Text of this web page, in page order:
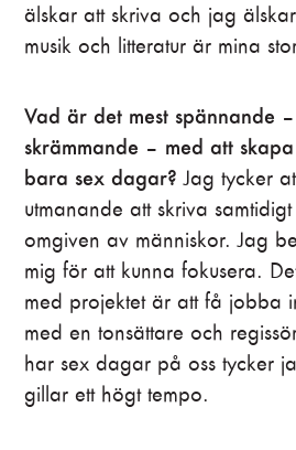
älskar att skriva och jag
musik och litteratur är mina
Vad är det mest spännande
skrämmande – med att
bara sex dagar? Jag tycker
utmanande att skriva
omgiven av människor. Jag
mig för att kunna fokusera.
med projektet är att få jobba
med en tonsättare och
har sex dagar på oss tycker
gillar ett högt tempo.